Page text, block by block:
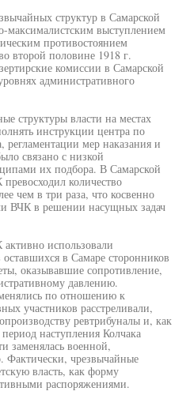
структур в Самарской
максималистским выступлением
противостоянием
второй половине 1918 г.
комиссии в Самарской
административного
структуры власти на местах
инструкции центра по
регламентации мер наказания и
связано с низкой
их подбора. В Самарской
количество
чем в три раза, что косвенно
ВЧК в решении насущных задач
использовали
в Самаре сторонников
оказывавшие сопротивление,
давлению.
по отношению к
участников расстреливали,
ревтрибуналы и, как
наступления Колчака
заменялась военной,
Фактически, чрезвычайные
власть, как форму
распоряжениями.